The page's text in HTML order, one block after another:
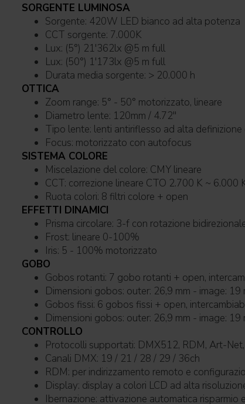
SORGENTE LUMINOSA
Sorgente: 420W LED bianco ad alta potenza
CCT sorgente: 7.000K
Lux: (5°) 21'362lx @5 m full
Lux: (50°) 1'173lx @5 m full
Durata media sorgente: > 20.000 h
OTTICA
Zoom range: 5° - 50° motorizzato, lineare
Diametro lente: 120mm / 4.72''
Tipo lente: lenti antiriflesso ad alta
Focus: motorizzato con autofocus
SISTEMA COLORE
Miscelazione del colore: CMY lineare
CCT: correzione lineare CTO 2.700 K ~ 6.000
Ruota colori: 8 filtri colore + open
EFFETTI DINAMICI
Prisma circolare: 3-f con rotazione
Frost: lineare 0-100%
Iris: 5 - 100% motorizzato
GOBO
Gobos rotanti: 7 gobo rotanti + open,
Dimensioni gobos: outer: 26,9 mm - image: 19
Gobos fissi: 6 gobos fissi + open,
Dimensioni gobos: outer: 26,9 mm - image: 19
CONTROLLO
Protocolli supportati: DMX512, RDM,
Canali DMX: 19 / 21 / 28 / 29 / 36ch
RDM: per indirizzamento remoto e
Display: display a colori LCD ad alta
Ibernazione: attivazione automatica risparmio energia in assenza di segnale